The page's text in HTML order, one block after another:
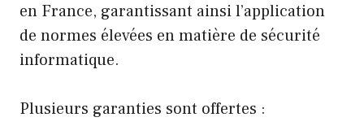
en France, garantissant ainsi l’application
de normes élevées en matière de sécurité
informatique.
Plusieurs garanties sont offertes :